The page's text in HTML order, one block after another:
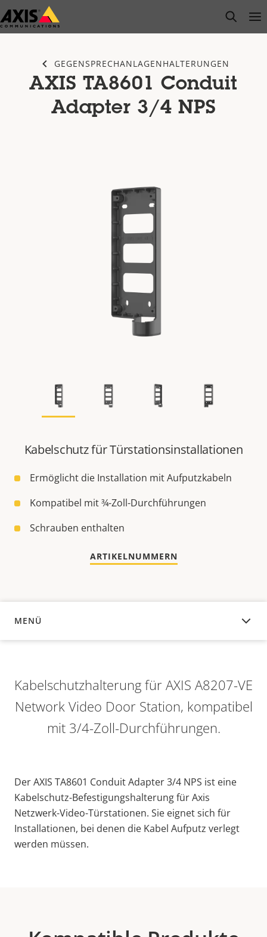
Zum
Hauptinhalt
open
GEGENSPRECHANLAGENHALTERUNGEN
AXIS TA8601 Conduit
Adapter 3/4 NPS
Kabelschutz für Türstationsinstallationen
Ermöglicht die Installation mit Aufputzkabeln
Kompatibel mit ¾-Zoll-Durchführungen
Schrauben enthalten
ARTIKELNUMMERN
MENÜ
ÜBERSICHT
Kabelschutzhalterung für AXIS A8207-VE
Network Video Door Station, kompatibel
mit 3/4-Zoll-Durchführungen.
Der AXIS TA8601 Conduit Adapter 3/4 NPS ist eine
Kabelschutz-Befestigungshalterung für Axis
Netzwerk-Video-Türstationen. Sie eignet sich für
Installationen, bei denen die Kabel Aufputz verlegt
werden müssen.